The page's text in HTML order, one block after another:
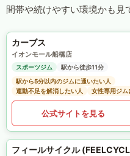
間帯や続けやすい環境かも見
カーブス
イオンモール船橋店
スポーツジム
駅から徒歩11分
駅から5分以内のジムに通いたい人
運動不足を解消したい人
女性専用ジム
公式サイトを見る
フィールサイクル